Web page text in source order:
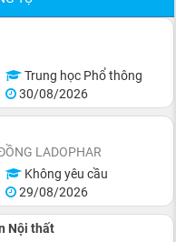
Trung học Phổ thông
30/08/2026
LADOPHAR
Không yêu cầu
29/08/2026
Nội thất